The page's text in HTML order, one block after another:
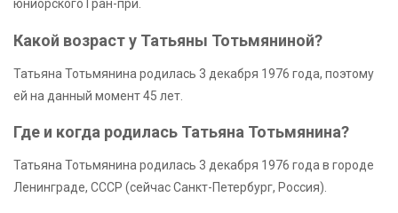
юниорского Гран-при.
Какой возраст у Татьяны Тотьмяниной?
Татьяна Тотьмянина родилась 3 декабря 1976 года, поэтому
ей на данный момент 45 лет.
Где и когда родилась Татьяна Тотьмянина?
Татьяна Тотьмянина родилась 3 декабря 1976 года в городе
Ленинграде, СССР (сейчас Санкт-Петербург, Россия).